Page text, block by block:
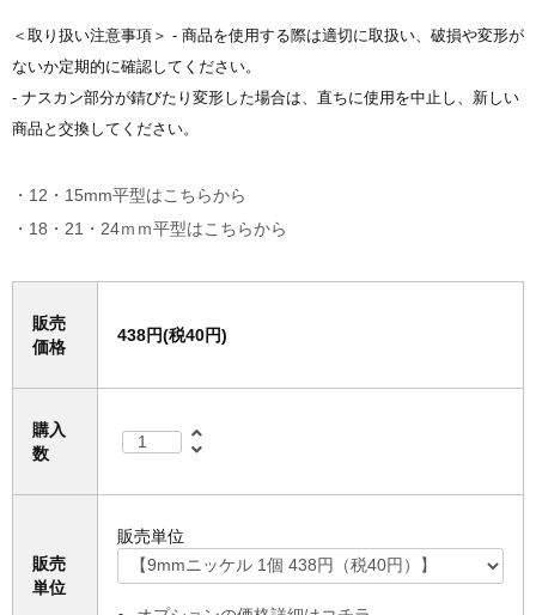
＜取り扱い注意事項＞ - 商品を使用する際は適切に取扱い、破損や変形が
ないか定期的に確認してください。
- ナスカン部分が錆びたり変形した場合は、直ちに使用を中止し、新しい
商品と交換してください。
・12・15mm平型はこちらから
・18・21・24ｍｍ平型はこちらから
販売
価格
438円(税40円)
購入
数
販売
単位
販売単位